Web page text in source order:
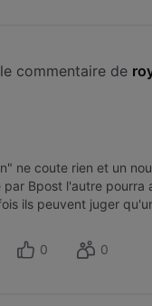
commentaire de
ne coute rien et un
par Bpost l'autre pourra
ils peuvent juger
0 0